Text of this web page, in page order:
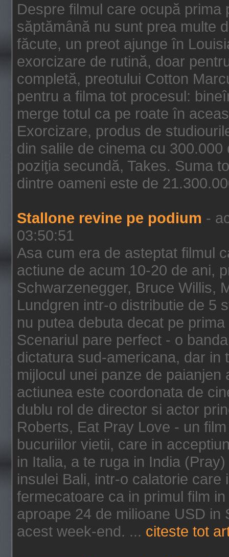
Despre filmul care ocupă
săptămână nu sunt prea multe
făcute, un preot ajunge în
exorcizare de rutină, doar
completă, preotului Cotton
pentru a filma tot procesul:
merge totul ca pe roate în
Exorcizare, produs de
din salile de cinema cu
poziţia secundă, Takes. Suma
dintre oameni este de
Stallone revine pe podium -
03:50:51
Asa cum era de asteptat filmul
actiune de acum 10-20 de ani,
Schwarzenegger, Bruce Willis,
Lundgren intr-o distributie de 5
nu putea debuta decat pe
Scenariul pare perfect - o
dictatura sud-americana, dar in
mijlocul unei panze de
actiunea este coordonata de
dublu rol de director si actor
Roberts, Eat Pray Love - un
bucuriilor vietii, care in
in Italia, a te ruga in India
insulei Bali, intr-o calatorie
fermecatoare ca in primul film
aproape 24 de milioane USD in
acest week-end. ... citeste tot